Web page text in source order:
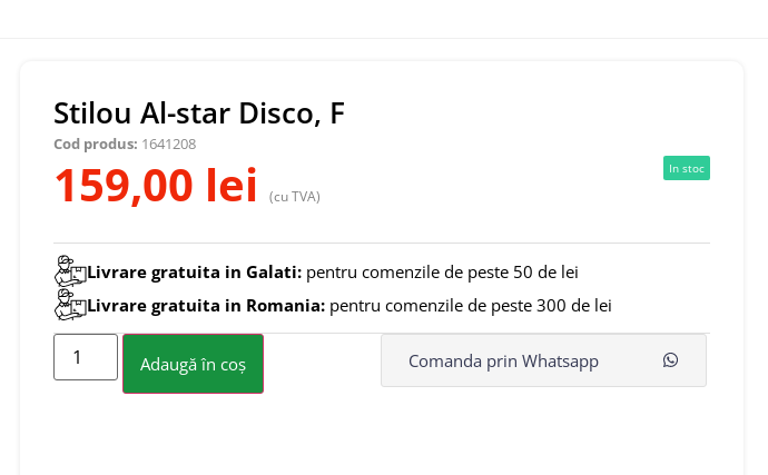
Stilou Al-star Disco, F
Cod produs: 1641208
159,00 lei (cu TVA)
In stoc
Livrare gratuita in Galati: pentru comenzile de peste 50 de lei
Livrare gratuita in Romania: pentru comenzile de peste 300 de lei
Adaugă în coș Comanda prin Whatsapp